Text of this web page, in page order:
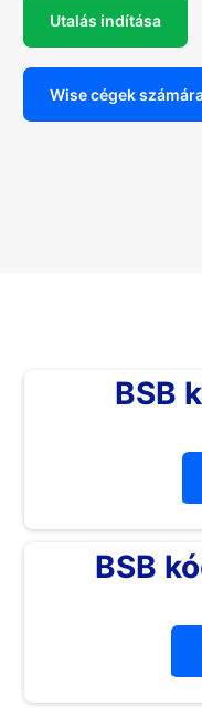
Utalás indítása
Wise cégek
BSB
BSB